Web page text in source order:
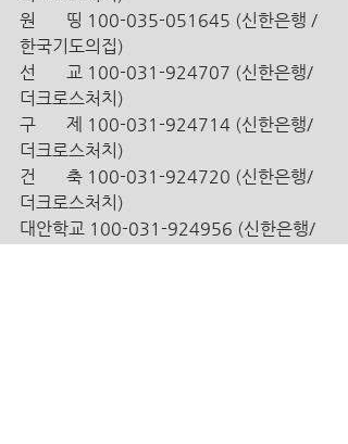
원       띵 100-035-051645 (신한은행 /
한국기도의집)
선       교 100-031-924707 (신한은행/
더크로스처치)
구       제 100-031-924714 (신한은행/
더크로스처치)
건       축 100-031-924720 (신한은행/
더크로스처치)
대안학교 100-031-924956 (신한은행/